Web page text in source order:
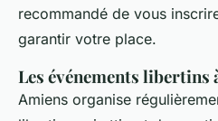
recommandé de vous
garantir votre place.
Les événements libertins
Amiens organise